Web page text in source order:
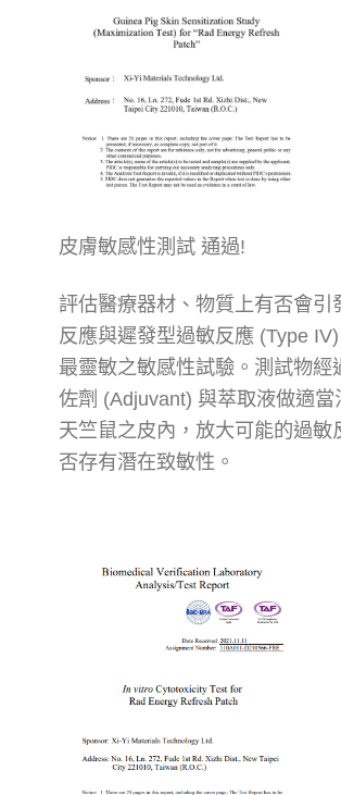
皮膚敏感性測試 通過!
評估醫療器材、物質上有否會引
反應與遲發型過敏反應 (Type
最靈敏之敏感性試驗。測試物經
佐劑 (Adjuvant) 與萃取液做適當
天竺鼠之皮內，放大可能的過敏
否存有潛在致敏性。